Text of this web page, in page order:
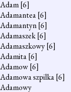
Adam[6]
Adamantea[6]
Adamantyn[6]
Adamaszek[6]
Adamaszkowy[6]
Adamita[6]
Adamow[6]
Adamowa szpilka[6]
Adamowy